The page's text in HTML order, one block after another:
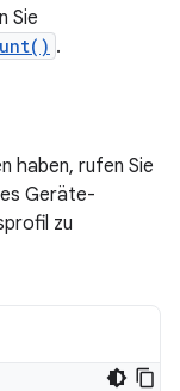
Sie
.
haben, rufen Sie
Geräte-
zu